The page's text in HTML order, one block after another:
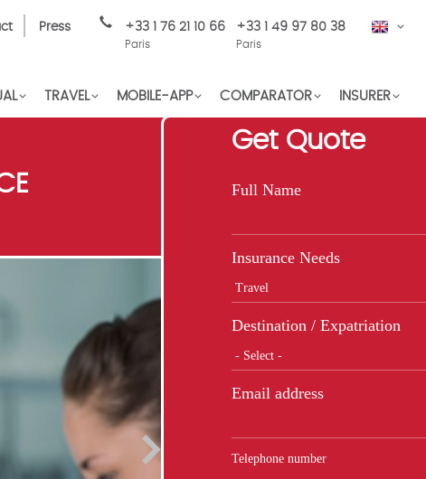
EN
Press +33 1 76 21 10 66
Paris
+33 1 49 97 80 38
Paris
TRAVEL INSURER
COMPARATOR
MOBILE-APP
Get Quote
Full Name
Insurance Needs
Destination / Expatriation
Email address
Telephone number